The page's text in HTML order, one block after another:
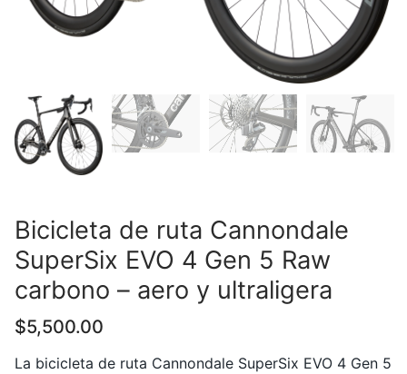
Bicicleta de ruta Cannondale
SuperSix EVO 4 Gen 5 Raw
carbono – aero y ultraligera
$5,500.00
La bicicleta de ruta Cannondale SuperSix EVO 4 Gen 5